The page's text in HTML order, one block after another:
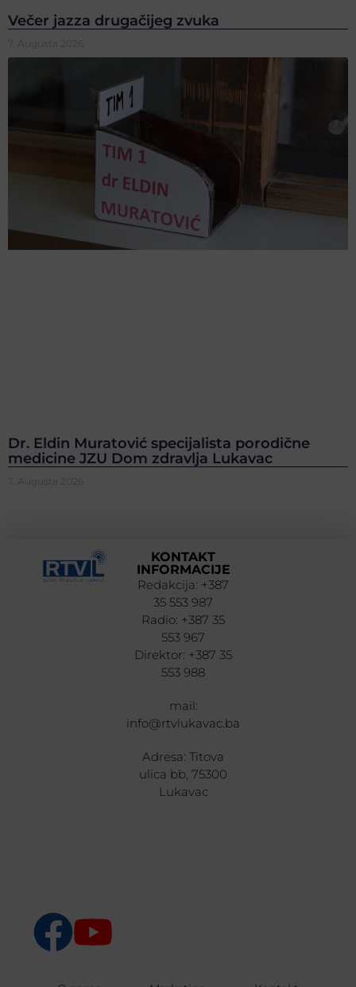
Večer jazza drugačijeg zvuka
7. Augusta 2026.
Dr. Eldin Muratović specijalista porodične
medicine JZU Dom zdravlja Lukavac
7. Augusta 2026.
KONTAKT
INFORMACIJE
Redakcija: +387
35 553 987
Radio: +387 35
553 967
Direktor: +387 35
553 988
mail:
info@rtvlukavac.ba
Adresa: Titova
ulica bb, 75300
Lukavac